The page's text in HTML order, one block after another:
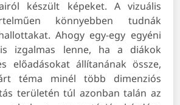
készült képeket. A vizuális
könnyebben tudnák
Ahogy egy-egy egyéni
izgalmas lenne, ha a diákok
előadásokat állítanának össze,
téma minél több dimenziós
területén túl azonban talán az